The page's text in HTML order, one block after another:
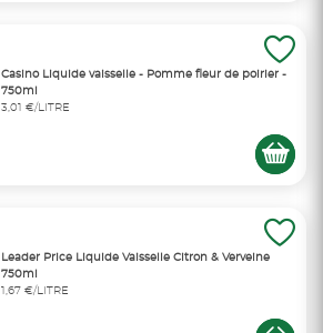
Casino Liquide vaisselle - Pomme fleur de poirier -
750ml
3,01 €/LITRE
Leader Price Liquide Vaisselle Citron & Verveine
750ml
1,67 €/LITRE